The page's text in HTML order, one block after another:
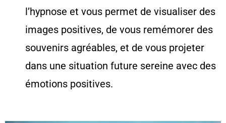
l’hypnose et vous permet de visualiser des
images positives, de vous remémorer des
souvenirs agréables, et de vous projeter
dans une situation future sereine avec des
émotions positives.